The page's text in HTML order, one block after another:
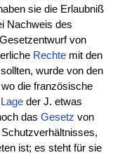
sie die Erlaubniß
Nachweis des
von
Rechtemit den
wurde von den
die französische
Lageder J. etwas
das Gesetz von
ist; es steht für sie